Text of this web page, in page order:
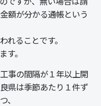
額が分かる通帳という
れることです。
す。
事の間隔が１年以上開
県は季節あたり１件ず
、